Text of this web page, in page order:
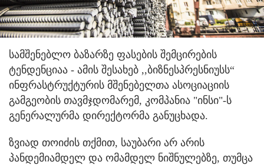
სამშენებლო ბაზარზე ფასების შემცირების
ტენდენციაა - ამის შესახებ ,,ბიზნესპრესნიუსს“
ინფრასტრუქტურის მშენებელთა ასოციაციის
გამგეობის თავმჯდომარემ, კომპანია "ინსი"-ს
გენერალურმა დირექტორმა განუცხადა.
ზვიად თოიძის თქმით, საუბარი არ არის
პანდემიამდელ და ომამდელ ნიშნულებზე, თუმცა